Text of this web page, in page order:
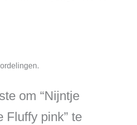
om “Nijntje
Fluffy pink” te